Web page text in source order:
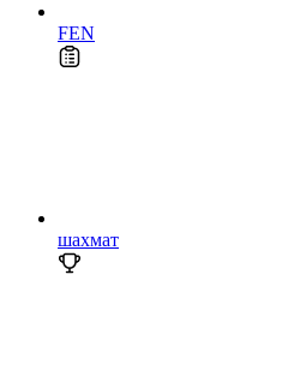
FEN
шахмат